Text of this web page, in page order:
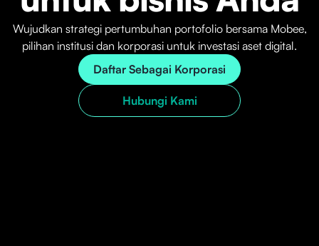
Wujudkan strategi pertumbuhan portofolio bersama Mobee,
pilihan institusi dan korporasi untuk investasi aset digital.
Daftar Sebagai Korporasi
Hubungi Kami